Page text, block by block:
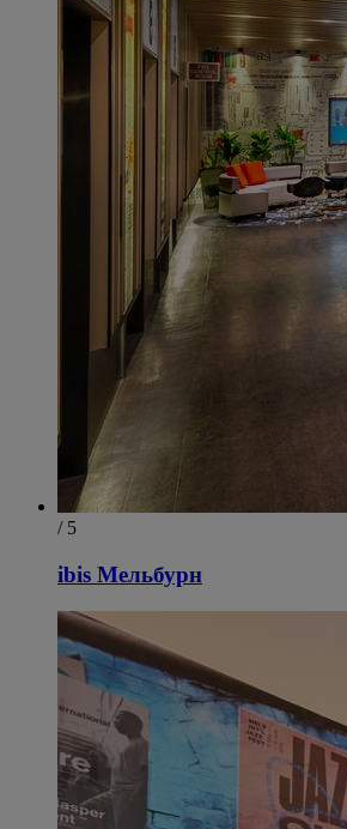
/ 5
ibis Мельбурн